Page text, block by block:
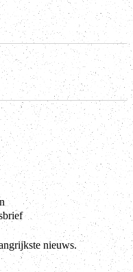
nieuws.